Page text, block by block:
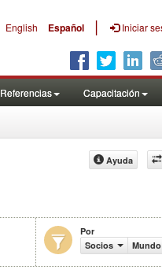
English Español | Iniciar
Referencias Capacitación
Ayuda
Por
Socios
Mundo